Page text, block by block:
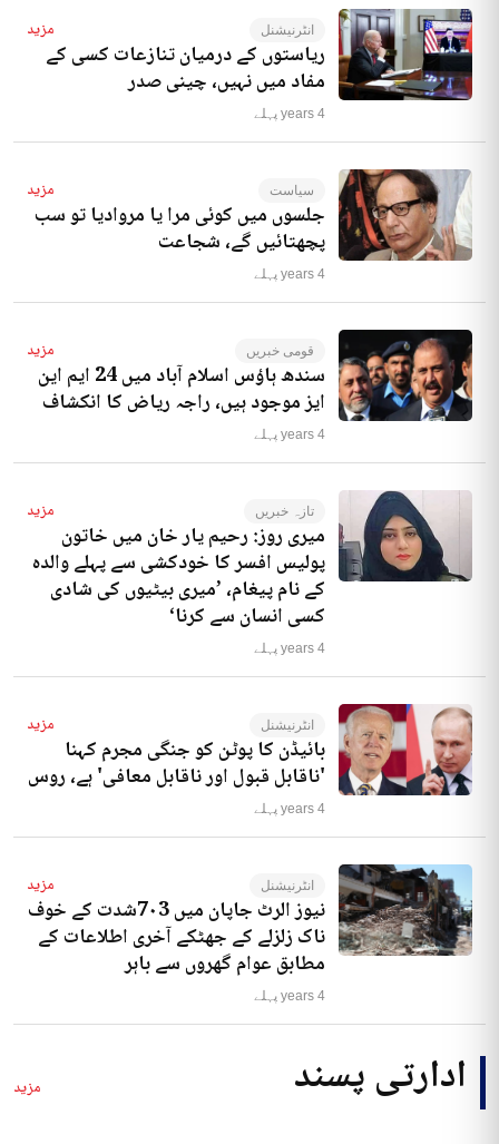
انٹرنیشنل مزید
ریاستوں کے درمیان تنازعات کسی کے
مفاد میں نہیں، چینی صدر
4 years پہلے
سیاست مزید
جلسوں میں کوئی مرا یا مروادیا تو سب
پچھتائیں گے، شجاعت
4 years پہلے
قومی خبریں مزید
سندھ ہاؤس اسلام آباد میں 24 ایم این
ایز موجود ہیں، راجہ ریاض کا انکشاف
4 years پہلے
تازہ خبریں مزید
میری روز: رحیم یار خان میں خاتون
پولیس افسر کا خودکشی سے پہلے والدہ
کے نام پیغام، ’میری بیٹیوں کی شادی
کسی انسان سے کرنا‘
4 years پہلے
انٹرنیشنل مزید
بائیڈن کا پوٹن کو جنگی مجرم کہنا
'ناقابل قبول اور ناقابل معافی' ہے، روس
4 years پہلے
انٹرنیشنل مزید
نیوز الرٹ جاپان میں 7۰3شدت کے خوف
ناک زلزلے کے جھٹکے آخری اطلاعات کے
مطابق عوام گھروں سے باہر
4 years پہلے
ادارتی پسند مزید